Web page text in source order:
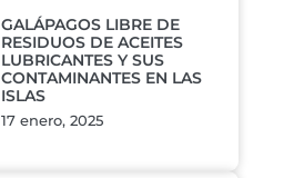
GALÁPAGOS LIBRE DE
RESIDUOS DE ACEITES
LUBRICANTES Y SUS
CONTAMINANTES EN LAS
ISLAS
17 enero, 2025